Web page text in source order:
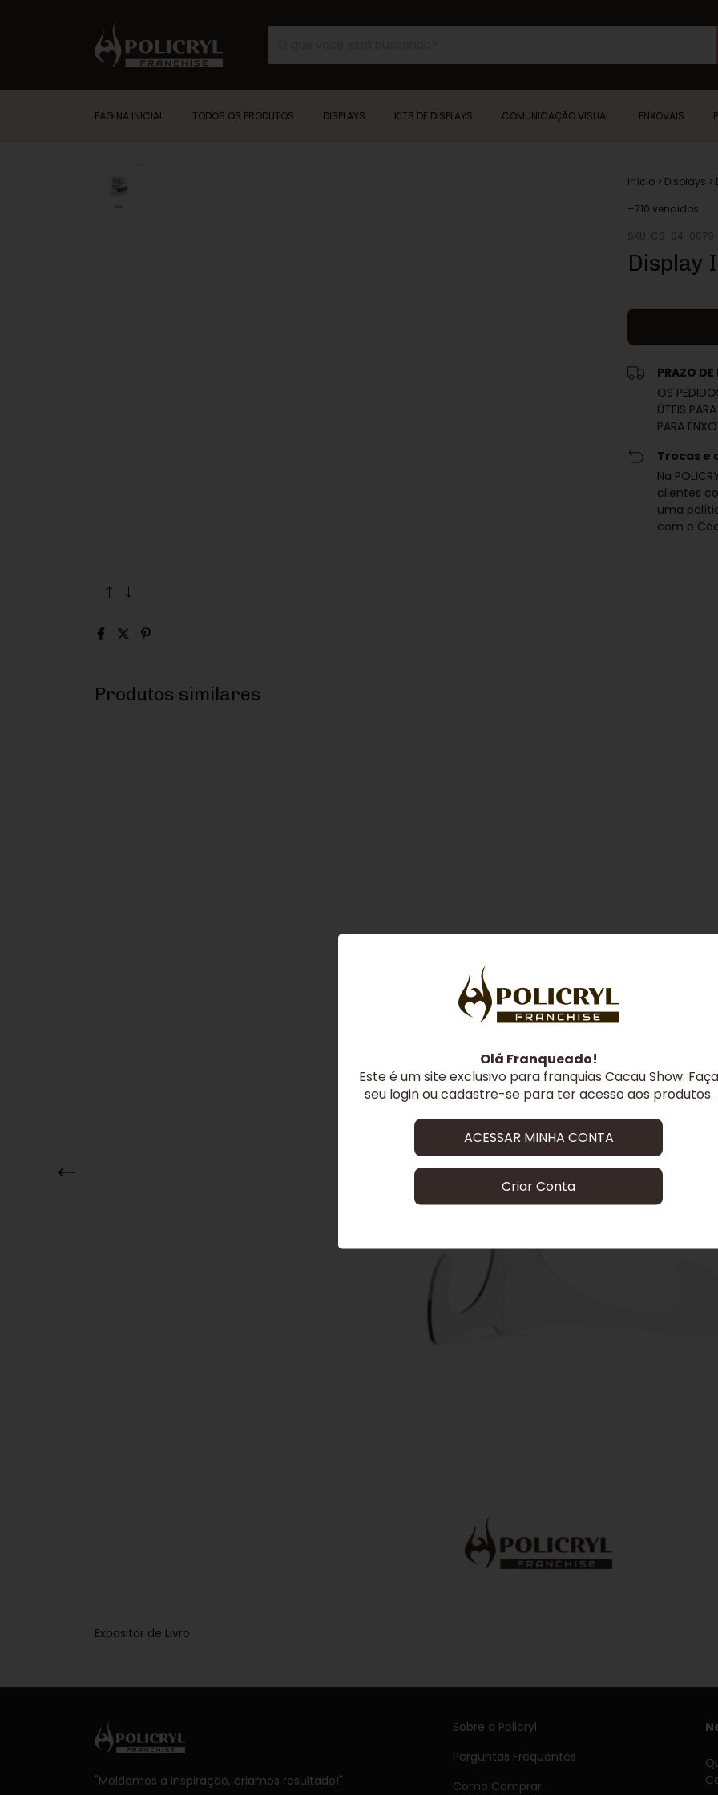
PÁGINA INICIAL TODOS OS PRODUTOS DISPLAYS KITS DE DISPLAYS COMUNICAÇÃO VISUAL ENXOVAIS
Início > Displays >
+710 vendidos
SKU: CS-04-0079
Display
PRAZO
OS
ÚTEIS
PARA
Trocas e
Na
clientes
uma
com o
Produtos similares
Expositor de Livro
"Moldamos a inspiração, criamos resultado!"
Sobre a Policryl
Perguntas Frequentes
Como Comprar
Olá Franqueado!
Este é um site exclusivo para franquias Cacau Show. Faça
seu login ou cadastre-se para ter acesso aos produtos.
ACESSAR MINHA CONTA
Criar Conta